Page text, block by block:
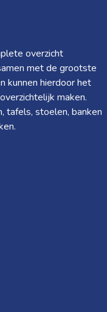
overzicht
met de grootste
kunnen hierdoor het
maken.
tafels, stoelen, banken